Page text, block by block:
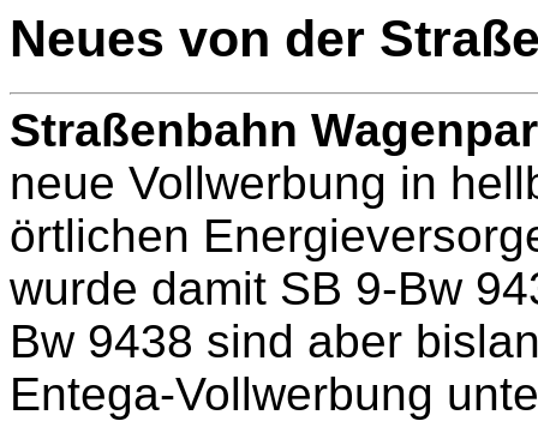
Neues von der
Straßenbahn
neue Vollwerbung in
örtlichen
wurde damit SB 9-Bw
Bw 9438 sind aber
Entega-Vollwerbung